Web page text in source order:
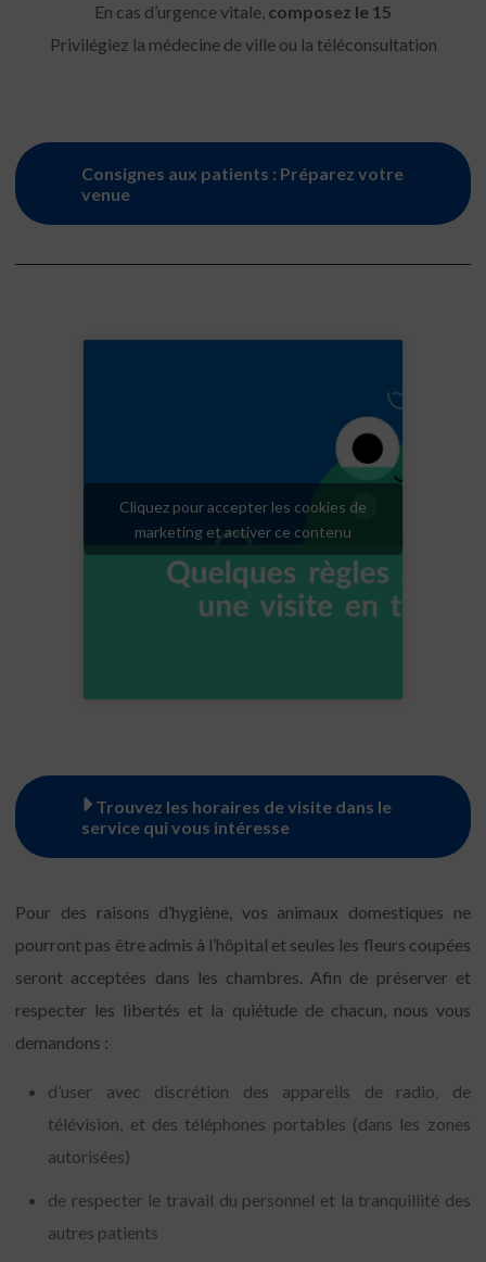
En cas d’urgence vitale, composez le 15
Privilégiez la médecine de ville ou la téléconsultation
Consignes aux patients : Préparez votre
venue
Cliquez pour accepter les cookies de
marketing et activer ce contenu
Trouvez les horaires de visite dans le
service qui vous intéresse
Pour des raisons d’hygiène, vos animaux domestiques ne
pourront pas être admis à l’hôpital et seules les fleurs coupées
seront acceptées dans les chambres. Afin de préserver et
respecter les libertés et la quiétude de chacun, nous vous
demandons :
d’user avec discrétion des appareils de radio, de
télévision, et des téléphones portables (dans les zones
autorisées)
de respecter le travail du personnel et la tranquillité des
autres patients